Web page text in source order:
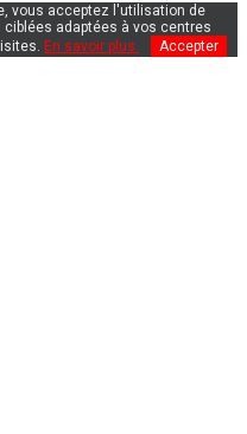
vous acceptez l'utilisation de
ciblées adaptées à vos centres
En savoir plus. Accepter